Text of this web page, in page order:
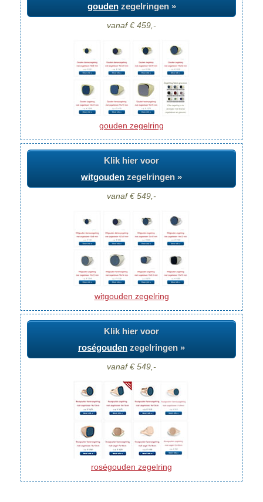
goudenzegelringen »
vanaf € 459,-
gouden zegelring
Klik hier voor
witgouden zegelringen »
vanaf € 549,-
witgouden zegelring
Klik hier voor
roségouden zegelringen »
vanaf € 549,-
roségouden zegelring